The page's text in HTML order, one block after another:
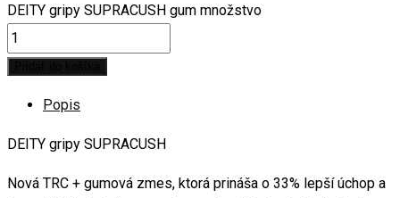
DEITY gripy SUPRACUSH gum množstvo
Popis
DEITY gripy SUPRACUSH
Nová TRC + gumová zmes, ktorá prináša o 33% lepší úchop a